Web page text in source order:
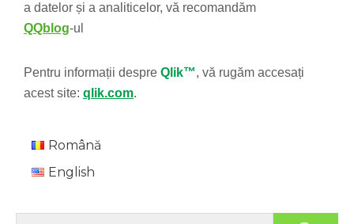
a datelor și a analiticelor, vă recomandăm
QQblog-ul
Pentru informații despre Qlik™, vă rugăm accesați
acest site: qlik.com.
Română
English